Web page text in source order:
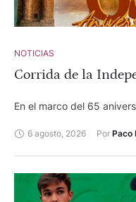
NOTICIAS
Corrida de la
En el marco del 65
6 agosto, 2026 Por Paco